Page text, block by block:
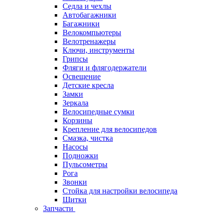
Седла и чехлы
Автобагажники
Багажники
Велокомпьютеры
Велотренажеры
Ключи, инструменты
Грипсы
Фляги и флягодержатели
Освещение
Детские кресла
Замки
Зеркала
Велосипедные сумки
Корзины
Крепление для велосипедов
Смазка, чистка
Насосы
Подножки
Пульсометры
Рога
Звонки
Стойка для настройки велосипеда
Щитки
Запчасти